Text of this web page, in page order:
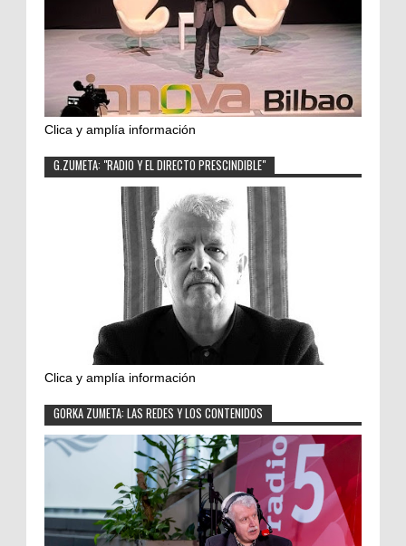
Clica y amplía información
G.ZUMETA: "RADIO Y EL DIRECTO PRESCINDIBLE"
Clica y amplía información
GORKA ZUMETA: LAS REDES Y LOS CONTENIDOS